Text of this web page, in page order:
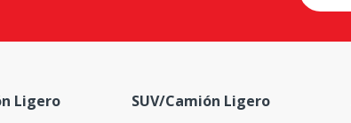
Ligero SUV/Camión Ligero